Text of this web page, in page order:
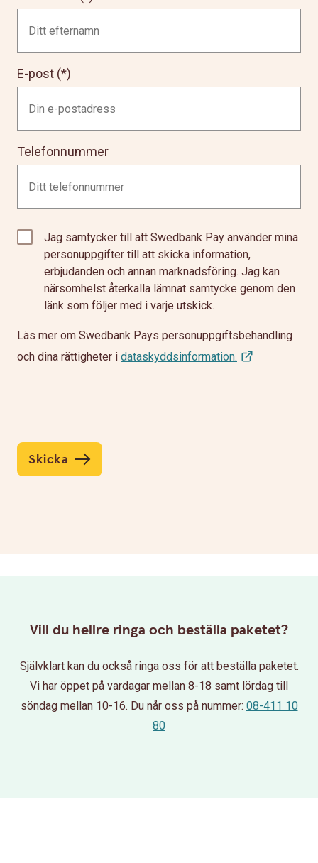
E-post
Telefonnummer
Jag samtycker till att Swedbank Pay använder mina
personuppgifter till att skicka information,
erbjudanden och annan marknadsföring. Jag kan
närsomhelst återkalla lämnat samtycke genom den
länk som följer med i varje utskick.
Läs mer om Swedbank Pays personuppgiftsbehandling
och dina rättigheter i dataskyddsinformation.
Skicka
Vill du hellre ringa och beställa paketet?
Självklart kan du också ringa oss för att beställa paketet.
Vi har öppet på vardagar mellan 8-18 samt lördag till
söndag mellan 10-16. Du når oss på nummer: 08-411 10
80